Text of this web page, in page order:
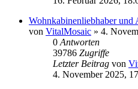
Wohnkabinenliebhaber und
von VitalMosaic » 4.
0 Antworten
39786 Zugriffe
Letzter Beitrag von
4. November 2025,